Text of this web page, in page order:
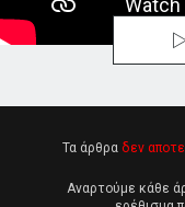
Τα άρθρα δεν
Αναρτούμε κάθε